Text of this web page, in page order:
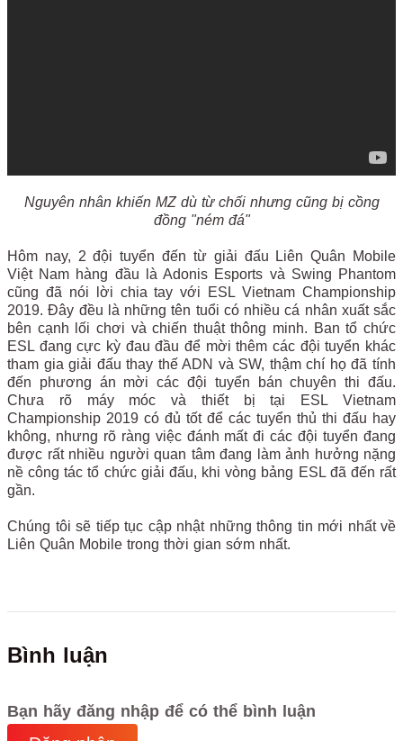
Nguyên nhân khiến MZ dù từ chối nhưng cũng bị cồng
đồng "ném đá"
Hôm nay, 2 đội tuyển đến từ giải đấu Liên Quân Mobile
Việt Nam hàng đầu là Adonis Esports và Swing Phantom
cũng đã nói lời chia tay với ESL Vietnam Championship
2019. Đây đều là những tên tuổi có nhiều cá nhân xuất sắc
bên cạnh lối chơi và chiến thuật thông minh. Ban tổ chức
ESL đang cực kỳ đau đầu để mời thêm các đội tuyển khác
tham gia giải đấu thay thế ADN và SW, thậm chí họ đã tính
đến phương án mời các đội tuyển bán chuyên thi đấu.
Chưa rõ máy móc và thiết bị tại ESL Vietnam
Championship 2019 có đủ tốt để các tuyển thủ thi đấu hay
không, nhưng rõ ràng việc đánh mất đi các đội tuyển đang
được rất nhiều người quan tâm đang làm ảnh hưởng nặng
nề công tác tổ chức giải đấu, khi vòng bảng ESL đã đến rất
gần.
Chúng tôi sẽ tiếp tục cập nhật những thông tin mới nhất về
Liên Quân Mobile trong thời gian sớm nhất.
Bình luận
Bạn hãy đăng nhập để có thể bình luận